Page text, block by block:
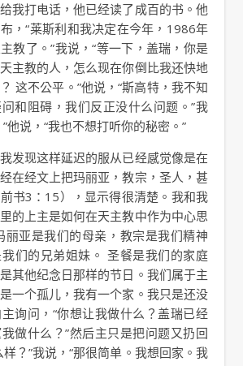
我打电话，他已经读了成百的书。他
，“莱斯利和我决定在今年，1986年
教了。”我说，“等一下，盖瑞，你是
主教的人，怎么现在你倒比我还快地
这不公平。”他说，“斯高特，我不知
和阻碍，我们反正没什么问题。”我
他说，“我也不想打听你的秘密。”
发现这样延迟的服从已经感觉像是在
在经文上把玛丽亚，教宗，圣人，甚
书3：15），显示得很清楚。我和我
的上主是如何在天主教中作为中心思
丽亚是我们的母亲，教宗是我们精神
我们的兄弟姐妹。 圣餐是我们的家庭
其他纪念日那样的节日。我们属于主
一个孤儿，我有一个家。我只是还没
询问，“你想让我做什么？盖瑞已经
做什么？”然后主只是把问题又扔回
？”我说，“那很简单。我想回家。我